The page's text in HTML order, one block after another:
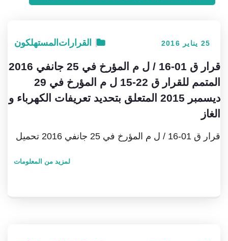
25 يناير 2016 القرارات المستهلكون
قرار ق 01-16 / ل م المؤرخ في 25 جانفي 2016
المتمم للقرار ق 22-15 ل م المؤرخ في 29
ديسمبر 2015 المتعلق بتحديد تعريفات الكهرباء و
الغاز
قرار ق 01-16 / ل م المؤرخ في 25 جانفي 2016 تحميل
لمزيد من المعلومات